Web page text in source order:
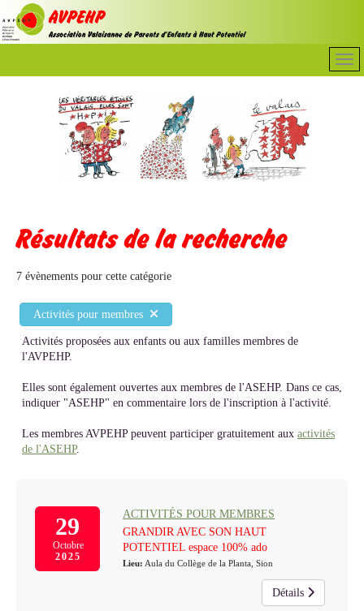
Résultats de la recherche
7 évènements pour cette catégorie
Activités pour membres
Activités proposées aux enfants ou aux familles membres de
l'AVPEHP.
Elles sont également ouvertes aux membres de l'ASEHP. Dans ce cas,
indiquer "ASEHP" en commentaire lors de l'inscription à l'activité.
Les membres AVPEHP peuvent participer gratuitement aux activités
de l'ASEHP.
29
Octobre
2025
ACTIVITÉS POUR MEMBRES
GRANDIR AVEC SON HAUT
POTENTIEL espace 100% ado
Lieu: Aula du Collège de la Planta, Sion
Détails